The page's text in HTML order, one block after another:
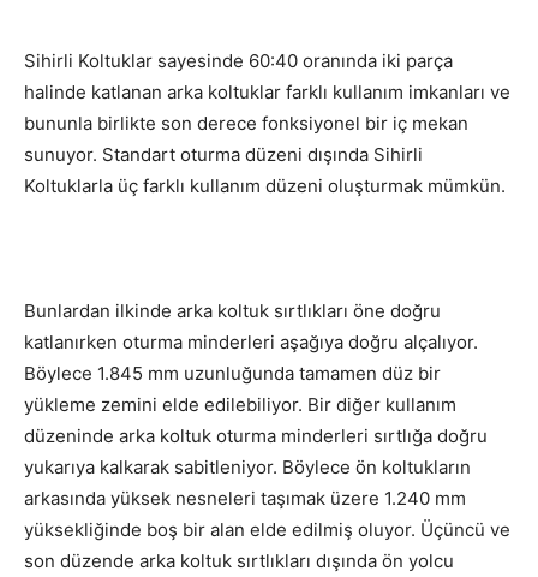
Sihirli Koltuklar sayesinde 60:40 oranında iki parça
halinde katlanan arka koltuklar farklı kullanım imkanları ve
bununla birlikte son derece fonksiyonel bir iç mekan
sunuyor. Standart oturma düzeni dışında Sihirli
Koltuklarla üç farklı kullanım düzeni oluşturmak mümkün.
Bunlardan ilkinde arka koltuk sırtlıkları öne doğru
katlanırken oturma minderleri aşağıya doğru alçalıyor.
Böylece 1.845 mm uzunluğunda tamamen düz bir
yükleme zemini elde edilebiliyor. Bir diğer kullanım
düzeninde arka koltuk oturma minderleri sırtlığa doğru
yukarıya kalkarak sabitleniyor. Böylece ön koltukların
arkasında yüksek nesneleri taşımak üzere 1.240 mm
yüksekliğinde boş bir alan elde edilmiş oluyor. Üçüncü ve
son düzende arka koltuk sırtlıkları dışında ön yolcu